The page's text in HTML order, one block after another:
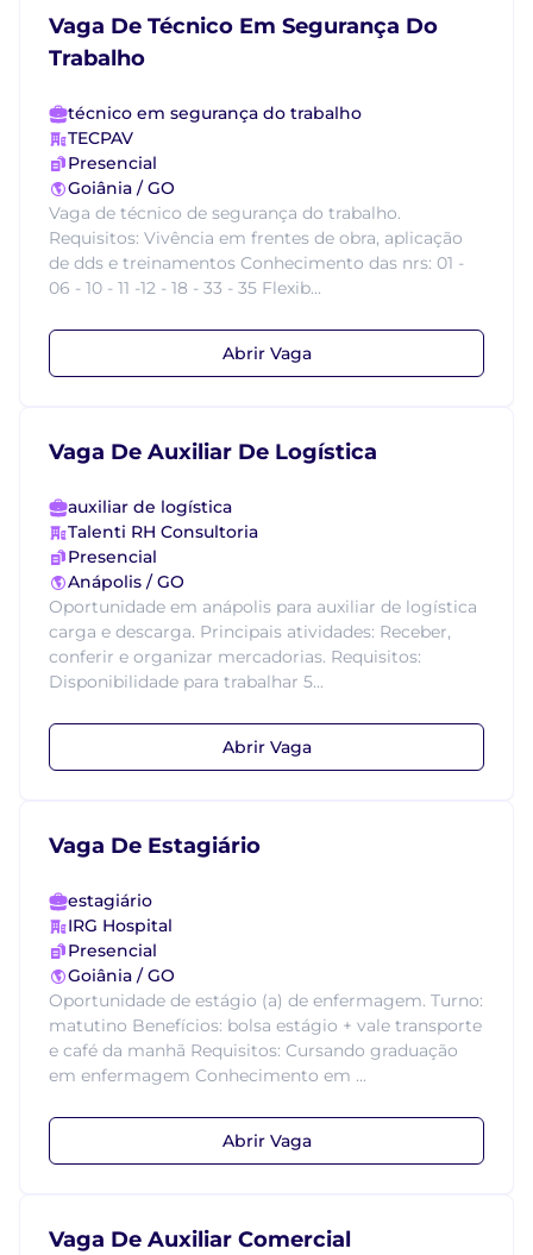
Vaga De Técnico Em Segurança Do
Trabalho
técnico em segurança do trabalho
TECPAV
Presencial
Goiânia / GO
Vaga de técnico de segurança do trabalho.
Requisitos: Vivência em frentes de obra, aplicação
de dds e treinamentos Conhecimento das nrs: 01 -
06 - 10 - 11 -12 - 18 - 33 - 35 Flexib...
Abrir Vaga
Vaga De Auxiliar De Logística
auxiliar de logística
Talenti RH Consultoria
Presencial
Anápolis / GO
Oportunidade em anápolis para auxiliar de logística
carga e descarga. Principais atividades: Receber,
conferir e organizar mercadorias. Requisitos:
Disponibilidade para trabalhar 5...
Abrir Vaga
Vaga De Estagiário
estagiário
IRG Hospital
Presencial
Goiânia / GO
Oportunidade de estágio (a) de enfermagem. Turno:
matutino Benefícios: bolsa estágio + vale transporte
e café da manhã Requisitos: Cursando graduação
em enfermagem Conhecimento em ...
Abrir Vaga
Vaga De Auxiliar Comercial